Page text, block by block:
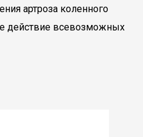
артроза коленного
действие всевозможных